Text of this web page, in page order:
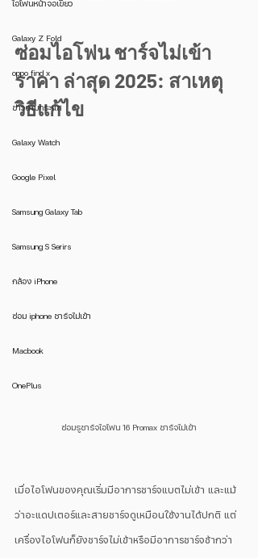
ไอโฟนหน้าจอเขียว
Galaxy Z Fold
oppo find x
ข่าวตามกระแส
Galaxy Watch
Google Pixel
Samsung Galaxy Tab
Samsung S Serirs
กล้อง iPhone
ซ่อม iphone ชาร์จไม่เข้า
Macbook
OnePlus
ซ่อมไอโฟน ชาร์จไม่เข้า
ราคา ล่าสุด 2025: สาเหตุ
วิธีแก้ไข
ซ่อมรูชาร์จไอโฟน 16 Promax ชาร์จไม่เข้า
เมื่อไอโฟนของคุณเริ่มมีอาการชาร์จแบตไม่เข้า และแม้
ว่าอะแดปเตอร์และสายชาร์จดูเหมือนใช้งานได้ปกติ แต่
เครื่องไอโฟนก็ยังชาร์จไม่เข้าหรือมีอาการชาร์จช้ากว่า